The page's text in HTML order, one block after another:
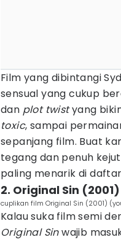
Film yang dibintangi
sensual yang cukup
dan plot twistyang
toxic, sampai
sepanjang film. Buat
tegang dan penuh
paling menarik di
2. Original Sin (2001)
cuplikan film Original Sin (2001)
Kalau suka film semi
Original Sinwajib